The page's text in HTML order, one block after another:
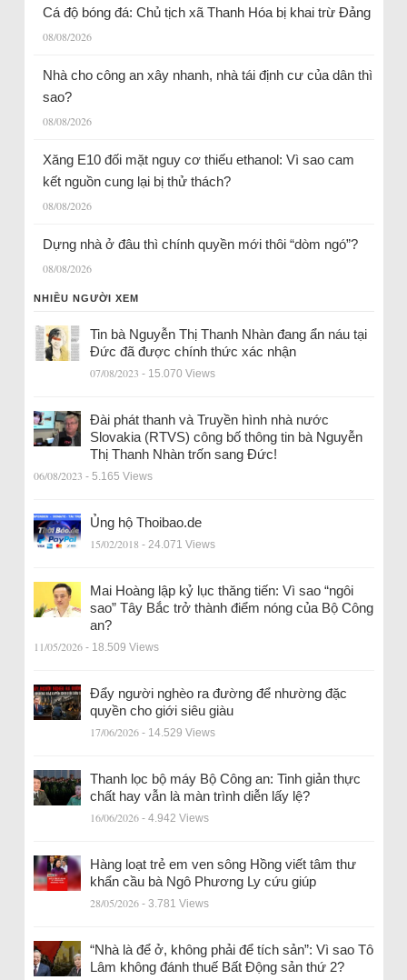
Cá độ bóng đá: Chủ tịch xã Thanh Hóa bị khai trừ Đảng
08/08/2026
Nhà cho công an xây nhanh, nhà tái định cư của dân thì
sao?
08/08/2026
Xăng E10 đối mặt nguy cơ thiếu ethanol: Vì sao cam
kết nguồn cung lại bị thử thách?
08/08/2026
Dựng nhà ở đâu thì chính quyền mới thôi “dòm ngó”?
08/08/2026
NHIỀU NGƯỜI XEM
Tin bà Nguyễn Thị Thanh Nhàn đang ẩn náu tại
Đức đã được chính thức xác nhận
07/08/2023 - 15.070 Views
Đài phát thanh và Truyền hình nhà nước
Slovakia (RTVS) công bố thông tin bà Nguyễn
Thị Thanh Nhàn trốn sang Đức!
06/08/2023 - 5.165 Views
Ủng hộ Thoibao.de
15/02/2018 - 24.071 Views
Mai Hoàng lập kỷ lục thăng tiến: Vì sao “ngôi
sao” Tây Bắc trở thành điểm nóng của Bộ Công
an?
11/05/2026 - 18.509 Views
Đẩy người nghèo ra đường để nhường đặc
quyền cho giới siêu giàu
17/06/2026 - 14.529 Views
Thanh lọc bộ máy Bộ Công an: Tinh giản thực
chất hay vẫn là màn trình diễn lấy lệ?
16/06/2026 - 4.942 Views
Hàng loạt trẻ em ven sông Hồng viết tâm thư
khẩn cầu bà Ngô Phương Ly cứu giúp
28/05/2026 - 3.781 Views
“Nhà là để ở, không phải để tích sản”: Vì sao Tô
Lâm không đánh thuế Bất Động sản thứ 2?